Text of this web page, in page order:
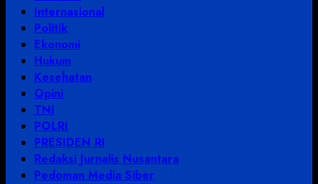
Internasional
Politik
Ekonomi
Hukum
Kesehatan
Opini
TNI
POLRI
PRESIDEN RI
Redaksi Jurnalis Nusantara
Pedoman Media Siber